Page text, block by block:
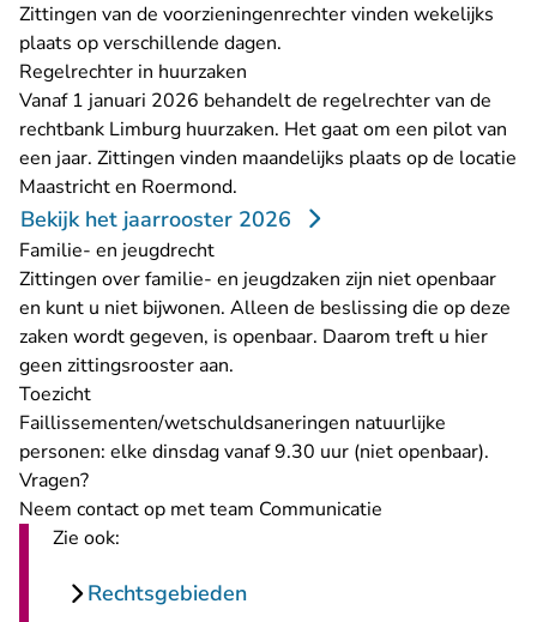
Zittingen van de voorzieningenrechter vinden wekelijks
plaats op verschillende dagen.
Regelrechter in huurzaken
Vanaf 1 januari 2026 behandelt de regelrechter van de
rechtbank Limburg huurzaken. Het gaat om een pilot van
een jaar. Zittingen vinden maandelijks plaats op de locatie
Maastricht en Roermond.
Bekijk het jaarrooster 2026
Familie- en jeugdrecht
Zittingen over familie- en jeugdzaken zijn niet openbaar
en kunt u niet bijwonen. Alleen de beslissing die op deze
zaken wordt gegeven, is openbaar. Daarom treft u hier
geen zittingsrooster aan.
Toezicht
Faillissementen/wetschuldsaneringen natuurlijke
personen: elke dinsdag vanaf 9.30 uur (niet openbaar).
Vragen?
Neem contact op met team Communicatie
Zie ook:
Rechtsgebieden